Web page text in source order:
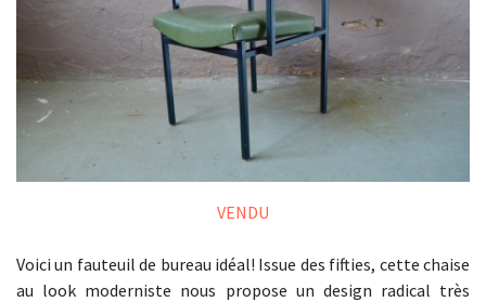
VENDU
Voici un fauteuil de bureau idéal! Issue des fifties, cette chaise
au look moderniste nous propose un design radical très